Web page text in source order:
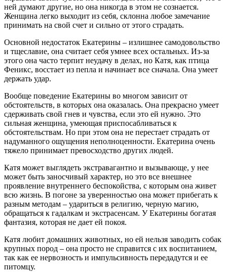
ней думают другие, но она никогда в этом не сознается.
Женщина легко выходит из себя, склонна любое замечание
принимать на свой счет и сильно от этого страдать.
Основной недостаток Екатерины – излишнее самодовольство
и тщеславие, она считает себя умнее всех остальных. Из-за
этого она часто терпит неудачу в делах, но Катя, как птица
Феникс, восстает из пепла и начинает все сначала. Она умеет
держать удар.
Вообще поведение Екатерины во многом зависит от
обстоятельств, в которых она оказалась. Она прекрасно умеет
сдерживать свой гнев и чувства, если это ей нужно. Это
сильная женщина, умеющая приспосабливаться к
обстоятельствам. Но при этом она не перестает страдать от
надуманного ощущения неполноценности. Екатерина очень
тяжело принимает превосходство других людей.
Катя может выглядеть экстравагантно и вызывающе, у нее
может быть заносчивый характер, но это все внешнее
проявление внутреннего беспокойства, с которым она живет
всю жизнь. В погоне за уверенностью она может прибегать к
разным методам – удариться в религию, черную магию,
обращаться к гадалкам и экстрасенсам. У Екатерины богатая
фантазия, которая не дает ей покоя.
Катя любит домашних животных, но ей нельзя заводить собак
крупных пород – она просто не справится с их воспитанием,
так как ее нервозность и импульсивность передадутся и ее
питомцу.